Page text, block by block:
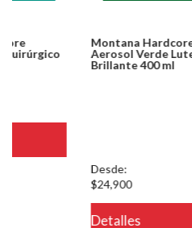
Montana Hardcore
Aerosol Verde Lutecia
Brillante 400 ml
/PageGearCloud/www/html/es/